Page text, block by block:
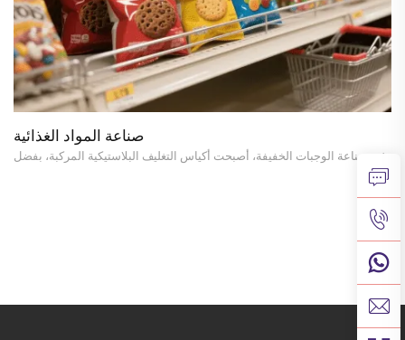
صناعة المواد الغذائية
في صناعة الوجبات الخفيفة، أصبحت أكياس التغليف البلاستيكية المركبة، بفضل
تركيبتها متعددة الطبقات من المواد، خيارًا شائعًا لتخزين وحفظ وعرض مجموعة